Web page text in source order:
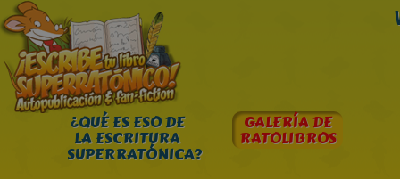
¿QUÉ ES ESO DE
LA ESCRITURA
SUPERRATÓNICA?
GALERÍA DE
RATOLIBROS